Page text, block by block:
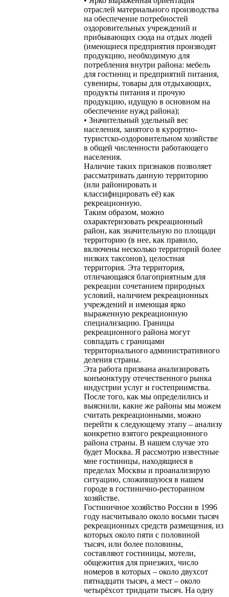
отраслей материального производства
на обеспечение потребностей
оздоровительных учреждений и
прибывающих сюда на отдых людей
(имеющиеся предприятия производят
продукцию, необходимую для
потребления внутри района: мебель
для гостиниц и предприятий питания,
сувениры, товары для отдыхающих,
продукты питания и прочую
продукцию, идущую в основном на
обеспечение нужд района);
• Значительный удельный вес
населения, занятого в курортно-
туристско-оздоровительном хозяйстве
в общей численности работающего
населения.
Наличие таких признаков позволяет
рассматривать данную территорию
(или районировать и
классифицировать её) как
рекреационную.
Таким образом, можно
охарактеризовать рекреационный
район, как значительную по площади
территорию (в нее, как правило,
включены несколько территорий более
низких таксонов), целостная
территория. Эта территория,
отличающаяся благоприятным для
рекреации сочетанием природных
условий, наличием рекреационных
учреждений и имеющая ярко
выраженную рекреационную
специализацию. Границы
рекреационного района могут
совпадать с границами
территориального административного
деления страны.
Эта работа призвана анализировать
конъюнктуру отечественного рынка
индустрии услуг и гостеприимства.
После того, как мы определились и
выяснили, какие же районы мы можем
считать рекреационными, можно
перейти к следующему этапу – анализу
конкретно взятого рекреационного
района страны. В нашем случае это
будет Москва. Я рассмотрю известные
мне гостиницы, находящиеся в
пределах Москвы и проанализирую
ситуацию, сложившуюся в нашем
городе в гостинично-ресторанном
хозяйстве.
Гостиничное хозяйство России в 1996
году насчитывало около восьми тысяч
рекреационных средств размещения, из
которых около пяти с половиной
тысяч, или более половины,
составляют гостиницы, мотели,
общежития для приезжих, число
номеров в которых – около двухсот
пятнадцати тысяч, а мест – около
четырёхсот тридцати тысяч. На одну